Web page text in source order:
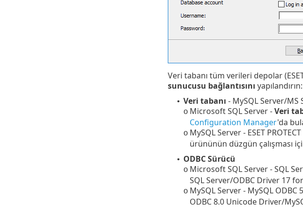
Veri tabanı tüm verileri depolar
sunucusu bağlantısını yapılandırın:
• Veri tabanı - MySQL Server/MS
o Microsoft SQL Server -Veri
Configuration Manager'da
o MySQL Server - ESET
ürününün düzgün çalışması
• ODBC Sürücü
o Microsoft SQL Server - SQL
SQL Server/ODBC Driver 17
o MySQL Server - MySQL
ODBC 8.0 Unicode Driver/